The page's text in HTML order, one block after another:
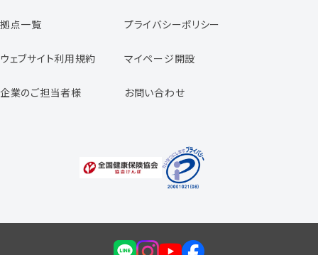
スタッフの声
専任コンサルタントの声
福利厚生のご案内
拠点一覧 プライバシーポリシー
ウェブサイト利用規約 マイページ開設
企業のご担当者様 お問い合わせ